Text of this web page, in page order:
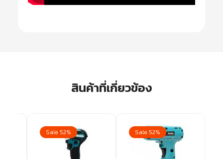
สินค้าที่เกี่ยวข้อง
Sale 52% Sale 52%